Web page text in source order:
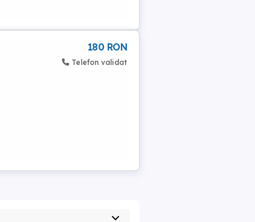
180 RON
Telefon validat